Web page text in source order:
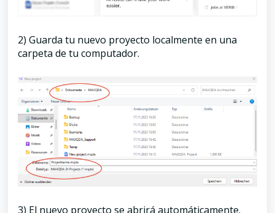
2) Guarda tu nuevo proyecto localmente en una
carpeta de tu computador.
3) El nuevo proyecto se abrirá automáticamente.